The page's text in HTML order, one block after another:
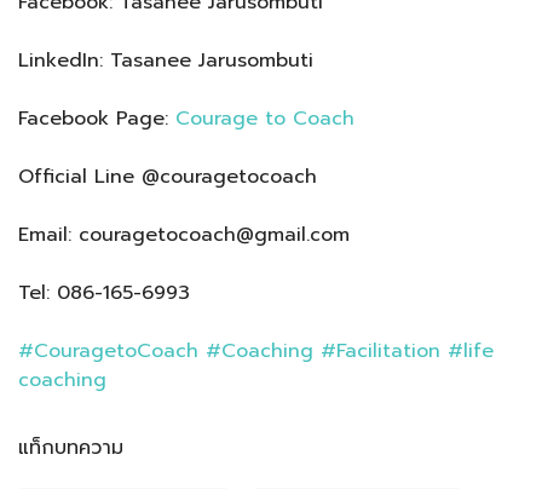
LinkedIn: Tasanee Jarusombuti
Facebook Page: Courage to Coach
Official Line @couragetocoach
Email: couragetocoach@gmail.com
Tel: 086-165-6993
#CouragetoCoach #Coaching #Facilitation #life
coaching
แท็กบทความ